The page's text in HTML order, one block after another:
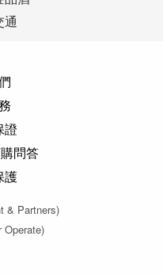
通
證
問答
護
& Partners)
Operate)